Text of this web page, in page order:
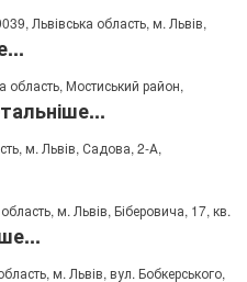
Львівська область, м. Львів,
область, Мостиський район,
м. Львів, Садова, 2-А,
м. Львів, Біберовича, 17, кв.
м. Львів, вул. Бобкерського,